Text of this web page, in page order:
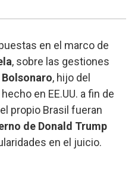
en el marco de
, sobre las gestiones
, hijo del
en EE.UU. a fin de
propio Brasil fueran
de Donald Trump
en el juicio.